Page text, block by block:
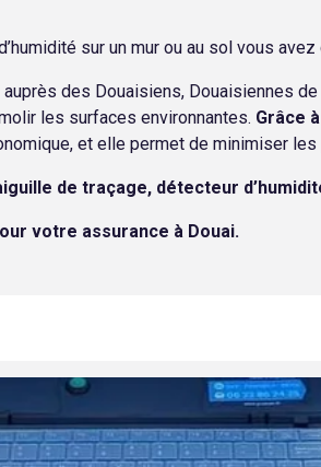
sur un mur ou au sol vous avez
des Douaisiens, Douaisiennes
les surfaces environnantes. Grâce
et elle permet de minimiser
de traçage, détecteur
votre assurance à Douai.